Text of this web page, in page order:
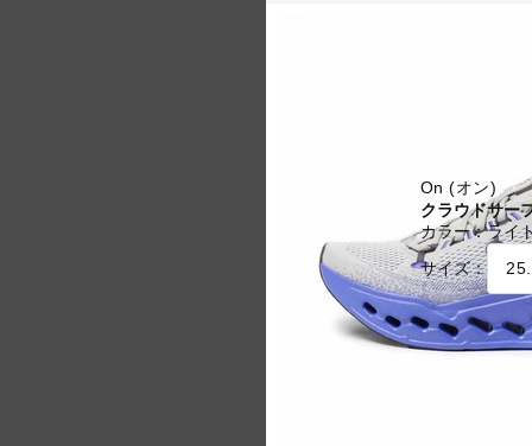
On (オン)
クラウドサー
カラー：ライ
サイズ：